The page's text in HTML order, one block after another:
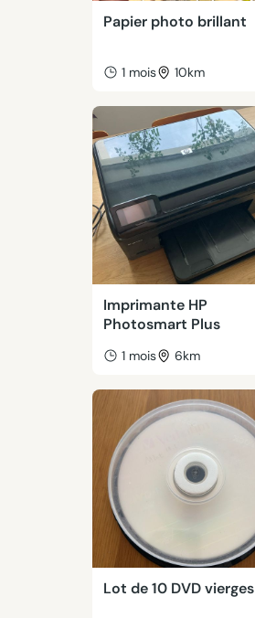
Papier photo brillant
1 mois 10km
Imprimante HP
Photosmart Plus
1 mois 6km
Lot de 10 DVD vierges